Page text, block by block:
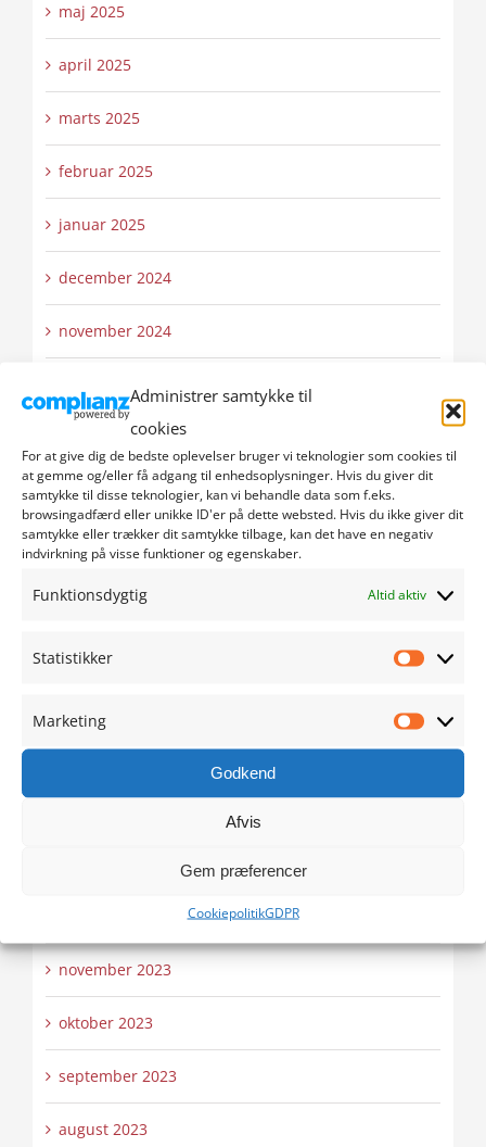
Administrer samtykke til
cookies
For at give dig de bedste oplevelser bruger vi teknologier som cookies til
at gemme og/eller få adgang til enhedsoplysninger. Hvis du giver dit
samtykke til disse teknologier, kan vi behandle data som f.eks.
browsingadfærd eller unikke ID'er på dette websted. Hvis du ikke giver dit
samtykke eller trækker dit samtykke tilbage, kan det have en negativ
indvirkning på visse funktioner og egenskaber.
Funktionsdygtig Altid aktiv
Statistikker
Marketing
Godkend
Afvis
Gem præferencer
CookiepolitikGDPR
maj 2025
april 2025
marts 2025
februar 2025
januar 2025
december 2024
november 2024
oktober 2024
september 2024
august 2024
juli 2024
juni 2024
maj 2024
november 2023
oktober 2023
september 2023
august 2023